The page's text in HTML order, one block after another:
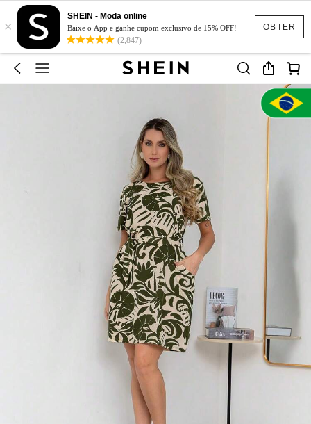
OBTER
×
SHEIN - Moda online
Baixe o App e ganhe cupom exclusivo de 15% OFF!
(2,847)